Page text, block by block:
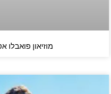
מוזיאון פואבלו